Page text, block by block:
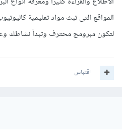
المواقع التى تبث مواد تعليمية
لتكون مبرومج محترف وتبدأ نشاطك
اقتباس